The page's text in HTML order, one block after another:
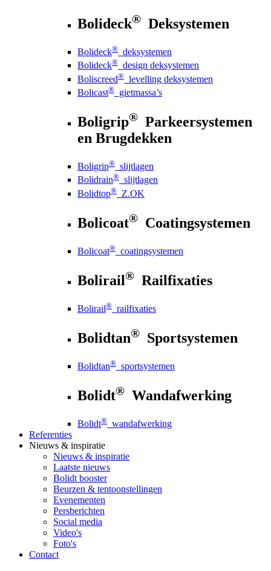
Bolideck® Deksystemen
Bolideck® deksystemen
Bolideck® design deksystemen
Boliscreed® levelling deksystemen
Bolicast® gietmassa’s
Boligrip® Parkeersystemen
en Brugdekken
Boligrip® slijtlagen
Bolidrain® slijtlagen
Bolidtop® Z.OK
Bolicoat® Coatingsystemen
Bolicoat® coatingsystemen
Bolirail® Railfixaties
Bolirail® railfixaties
Bolidtan® Sportsystemen
Bolidtan® sportsystemen
Bolidt® Wandafwerking
Bolidt® wandafwerking
Referenties
Nieuws & inspiratie
Nieuws & inspiratie
Laatste nieuws
Bolidt booster
Beurzen & tentoonstellingen
Evenementen
Persberichten
Social media
Video's
Foto's
Contact